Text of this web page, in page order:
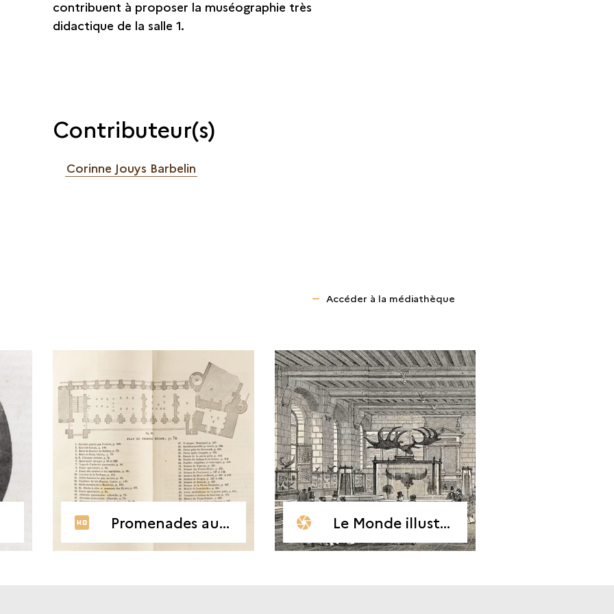
contribuent à proposer la muséographie très
didactique de la salle 1.
Contributeur(s)
Corinne Jouys Barbelin
Accéder à la médiathèque
Promenades au musée de Saint-Germain, plan du premier étage Le Monde illustré, 11 janvier 1868